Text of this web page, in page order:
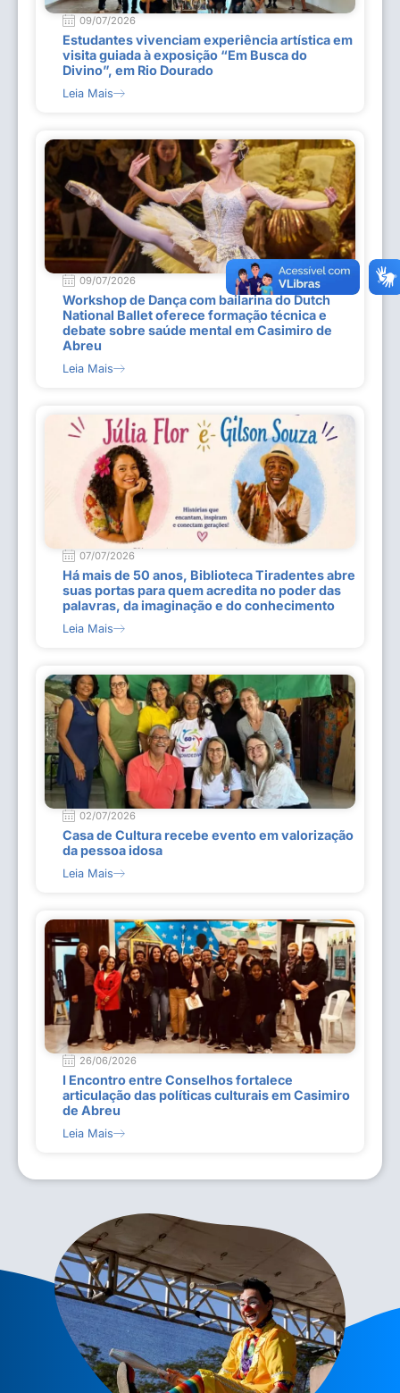
09/07/2026
Estudantes vivenciam experiência artística em
visita guiada à exposição “Em Busca do
Divino”, em Rio Dourado
Leia Mais
09/07/2026
Workshop de Dança com bailarina do Dutch
National Ballet oferece formação técnica e
debate sobre saúde mental em Casimiro de
Abreu
Leia Mais
07/07/2026
Há mais de 50 anos, Biblioteca Tiradentes abre
suas portas para quem acredita no poder das
palavras, da imaginação e do conhecimento
Leia Mais
02/07/2026
Casa de Cultura recebe evento em valorização
da pessoa idosa
Leia Mais
26/06/2026
I Encontro entre Conselhos fortalece
articulação das políticas culturais em Casimiro
de Abreu
Leia Mais